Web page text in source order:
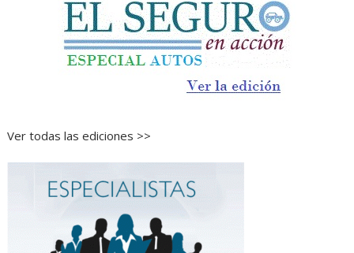
Ver todas las ediciones >>